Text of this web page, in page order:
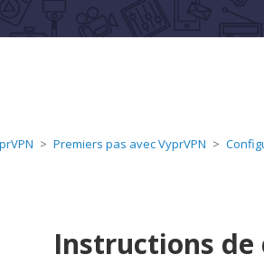
Premiers pas avec VyprVPN
Instructions